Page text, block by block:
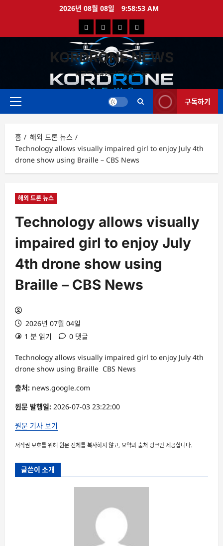
로
2026년 08월 08일 9:58:54 AM
국
내
드
론
뉴
해
외
드
론
뉴
드
영
상
드
론
특
가
KORDRONE NEWS
#코드론#한국드론#드론
주
구독하기
홈
해외 드론 뉴스
Technology allows visually impaired girl to enjoy July 4th
drone show using Braille – CBS News
해외 드론 뉴스
Technology allows visually
impaired girl to enjoy July
4th drone show using
Braille – CBS News
2026년 07월 04일
1 분 읽기
0 댓글
Technology allows visually impaired girl to enjoy July 4th
drone show using Braille CBS News
출처: news.google.com
원문 발행일: 2026-07-03 23:22:00
원문 기사 보기
저작권 보호를 위해 원문 전체를 복사하지 않고, 요약과 출처 링크만 제공합니다.
글쓴이 소개